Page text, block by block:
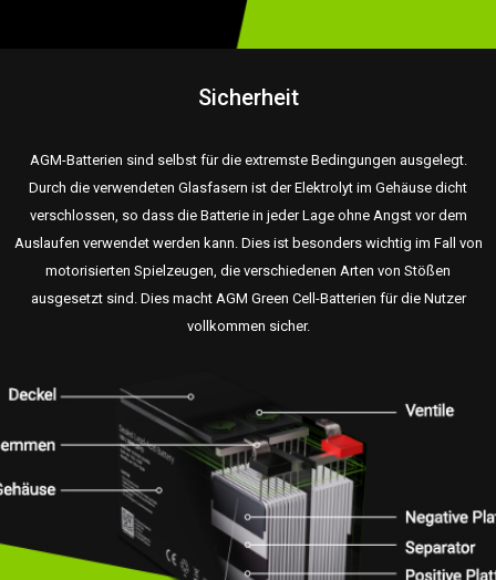
Sicherheit
AGM-Batterien sind selbst für die extremste Bedingungen ausgelegt.
Durch die verwendeten Glasfasern ist der Elektrolyt im Gehäuse dicht
verschlossen, so dass die Batterie in jeder Lage ohne Angst vor dem
Auslaufen verwendet werden kann. Dies ist besonders wichtig im Fall von
motorisierten Spielzeugen, die verschiedenen Arten von Stößen
ausgesetzt sind. Dies macht AGM Green Cell-Batterien für die Nutzer
vollkommen sicher.